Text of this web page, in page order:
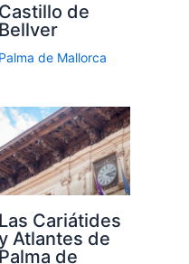
Castillo de
Bellver
Palma de Mallorca
Las Cariátides
Atlantes de
Palma de